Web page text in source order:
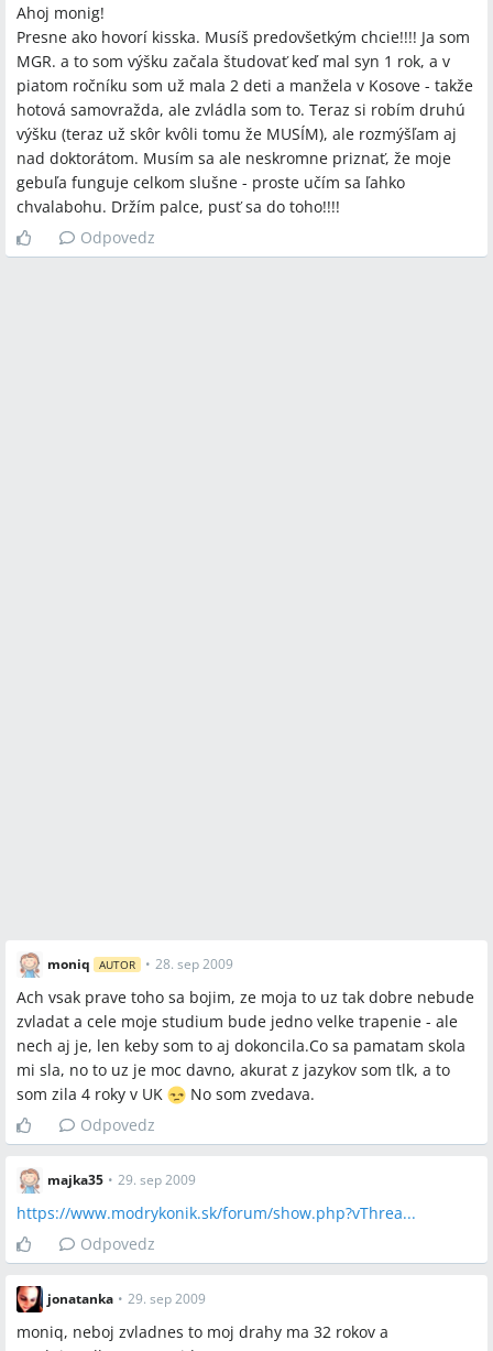
Ahoj monig!
Presne ako hovorí kisska. Musíš predovšetkým chcie!!!! Ja som
MGR. a to som výšku začala študovať keď mal syn 1 rok, a v
piatom ročníku som už mala 2 deti a manžela v Kosove - takže
hotová samovražda, ale zvládla som to. Teraz si robím druhú
výšku (teraz už skôr kvôli tomu že MUSÍM), ale rozmýšľam aj
nad doktorátom. Musím sa ale neskromne priznať, že moje
gebuľa funguje celkom slušne - proste učím sa ľahko
chvalabohu. Držím palce, pusť sa do toho!!!!
Odpovedz
moniq AUTOR • 28. sep 2009
Ach vsak prave toho sa bojim, ze moja to uz tak dobre nebude
zvladat a cele moje studium bude jedno velke trapenie - ale
nech aj je, len keby som to aj dokoncila.Co sa pamatam skola
mi sla, no to uz je moc davno, akurat z jazykov som tlk, a to
som zila 4 roky v UK
No som zvedava.
Odpovedz
majka35 • 29. sep 2009
https://www.modrykonik.sk/forum/show.php?vThrea...
Odpovedz
jonatanka • 29. sep 2009
moniq, neboj zvladnes to moj drahy ma 32 rokov a